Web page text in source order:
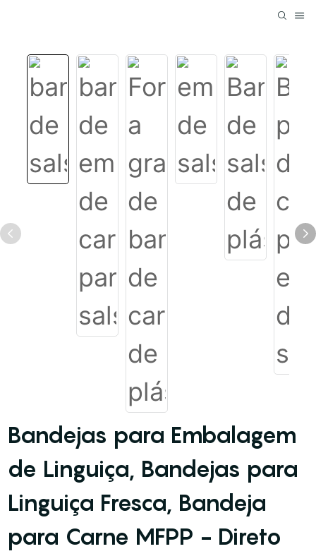
Bandejas para Embalagem
de Linguiça, Bandejas para
Linguiça Fresca, Bandeja
para Carne MFPP - Direto